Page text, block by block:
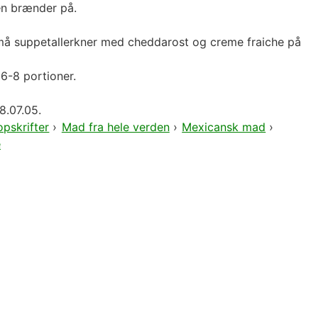
brænder på.
suppetallerkner med cheddarost og creme fraiche på
8 portioner.
› Mad fra hele verden› Mexicansk mad ›